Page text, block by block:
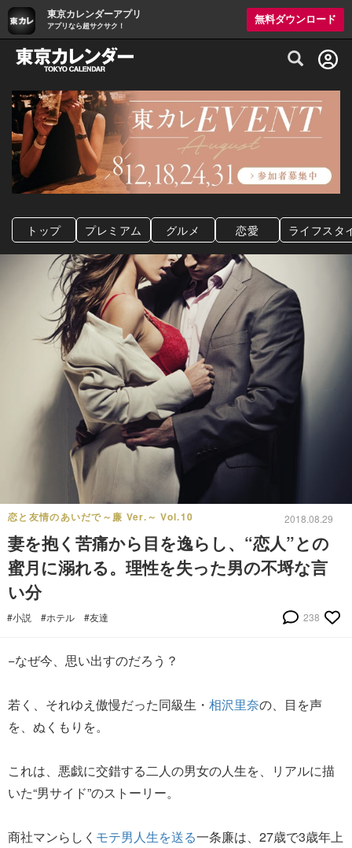
東京カレンダーアプリ
アプリなら超サクサク！
無料ダウンロード
グルメ情報・プレミアムレストラン予約
トップ プレミアム グルメ 恋愛 ライフスタ
恋と友情のあいだで～廉 Ver.～ Vol.10 2018.08.29
妻を抱く苦痛から目を逸らし、“恋人”との
蜜月に溺れる。理性を失った男の不埒な言
い分
#小説 #ホテル #友達 238
−なぜ今、思い出すのだろう？
若く、それゆえ傲慢だった同級生・ 相沢里奈の、目を声
を、ぬくもりを。
これは、悪戯に交錯する二人の男女の人生を、リアルに描
いた“男サイド”のストーリー。
商社マンらしく モテ男人生を送る一条廉は、27歳で3歳年上